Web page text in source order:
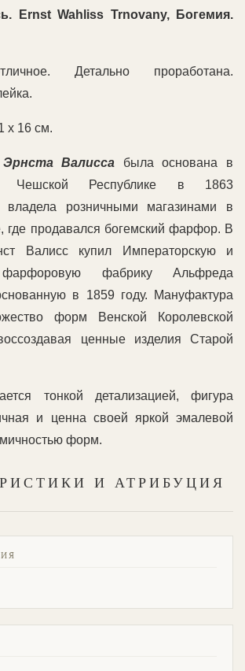
Ernst Wahliss Trnovany, Богемия.
Детально проработана.
х 16 см.
Валисса
была основана в
Чешской Республике в 1863
владела розничными магазинами в
где продавался богемский фарфор. В
Валисс купил Императорскую и
фарфоровую фабрику Альфреда
в 1859 году. Мануфактура
форм Венской Королевской
ценные изделия Старой
тонкой детализацией, фигура
и ценна своей яркой эмалевой
форм.
И АТРИБУЦИЯ